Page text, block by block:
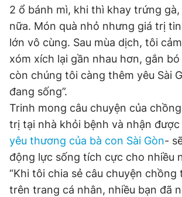
2 ổ bánh mì, khi thì khay trứng
nữa. Món quà nhỏ nhưng giá trị
lớn vô cùng. Sau mùa dịch, tôi
xóm xích lại gần nhau hơn, gắn bó
còn chúng tôi càng thêm yêu Sài
đang sống”.
Trinh mong câu chuyện của
trị tại nhà khỏi bệnh và nhận được
yêu thương của bà con Sài Gòn-
động lực sống tích cực cho nhiều
“Khi tôi chia sẻ câu chuyện chồng
trên trang cá nhân, nhiều bạn đã